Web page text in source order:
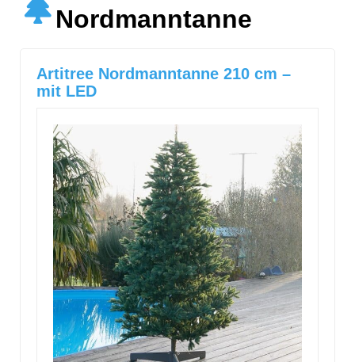
Nordmanntanne
Artitree Nordmanntanne 210 cm –
mit LED